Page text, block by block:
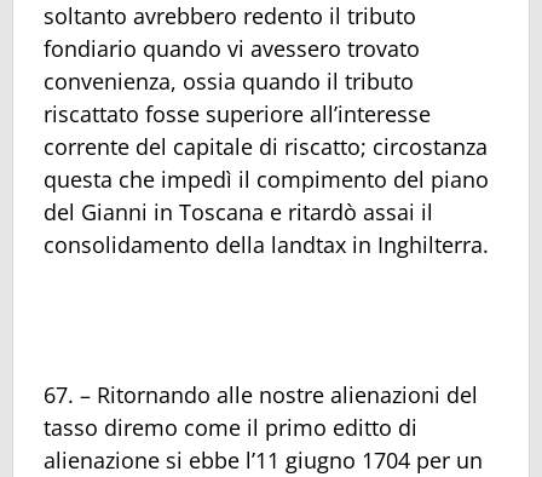
soltanto avrebbero redento il tributo
fondiario quando vi avessero trovato
convenienza, ossia quando il tributo
riscattato fosse superiore all’interesse
corrente del capitale di riscatto; circostanza
questa che impedì il compimento del piano
del Gianni in Toscana e ritardò assai il
consolidamento della landtax in Inghilterra.
67. – Ritornando alle nostre alienazioni del
tasso diremo come il primo editto di
alienazione si ebbe l’11 giugno 1704 per un